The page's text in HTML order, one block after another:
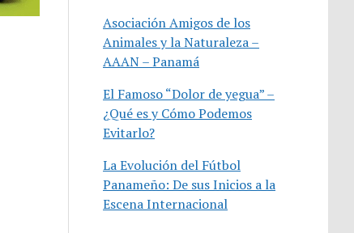
Asociación Amigos de los
Animales y la Naturaleza –
AAAN – Panamá
El Famoso “Dolor de yegua” –
¿Qué es y Cómo Podemos
Evitarlo?
La Evolución del Fútbol
Panameño: De sus Inicios a la
Escena Internacional